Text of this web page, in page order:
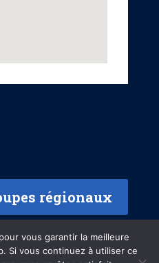
régionaux
vous garantir la meilleure
Si vous continuez à utiliser ce